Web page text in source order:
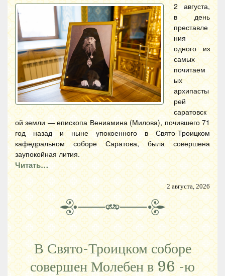
2 августа,
в день
преставле
ния
одного из
самых
почитаем
ых
архипасты
рей
саратовск
ой земли — епископа Вениамина (Милова), почившего 71
год назад и ныне упокоенного в Свято-Троицком
кафедральном соборе Саратова, была совершена
заупокойная лития.
Читать…
2 августа, 2026
В Свято-Троицком соборе
совершен Молебен в 96 -ю